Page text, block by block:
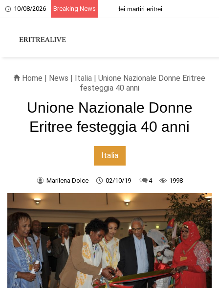
10/08/2026 Breaking News 20 giugno, ricordo dei martiri eritrei
Home | News | Italia | Unione Nazionale Donne Eritree
festeggia 40 anni
Unione Nazionale Donne
Eritree festeggia 40 anni
Italia
Marilena Dolce 02/10/19 4 1998